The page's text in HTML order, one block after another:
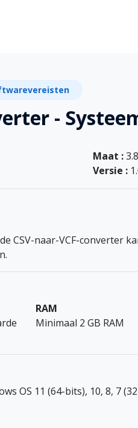
-
Maat :
Versie :
CSV-naar-VCF-converter
RAM
Minimaal 2 GB RAM
OS 11 (64-bits), 10, 8, 7